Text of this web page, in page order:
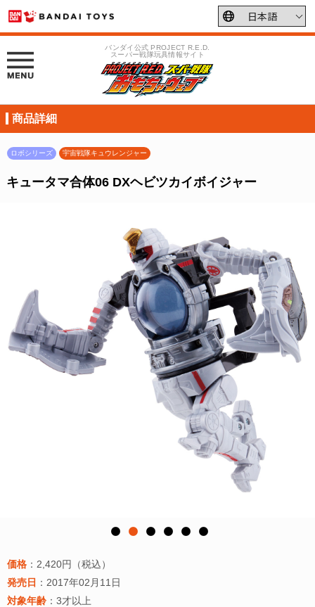
バンダイ公式 PROJECT R.E.D.
スーパー戦隊玩具情報サイト
商品詳細
ロボシリーズ 宇宙戦隊キュウレンジャー
キュータマ合体06 DXヘビツカイボイジャー
価格 ：2,420円（税込）
発売日 ：2017年02月11日
対象年齢 ：3才以上